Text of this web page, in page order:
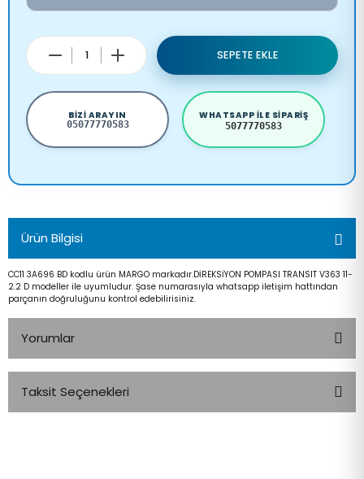
SEPETE EKLE
BIZI ARAYIN
05077770583
WHATSAPP ILE SIPARIŞ
5077770583
Ürün Bilgisi
CC11 3A696 BD kodlu ürün MARGO markadır.DİREKSİYON POMPASI TRANSIT V363 11-
2.2 D modeller ile uyumludur. Şase numarasıyla whatsapp iletişim hattından
parçanın doğruluğunu kontrol edebilirisiniz.
Yorumlar
Taksit Seçenekleri